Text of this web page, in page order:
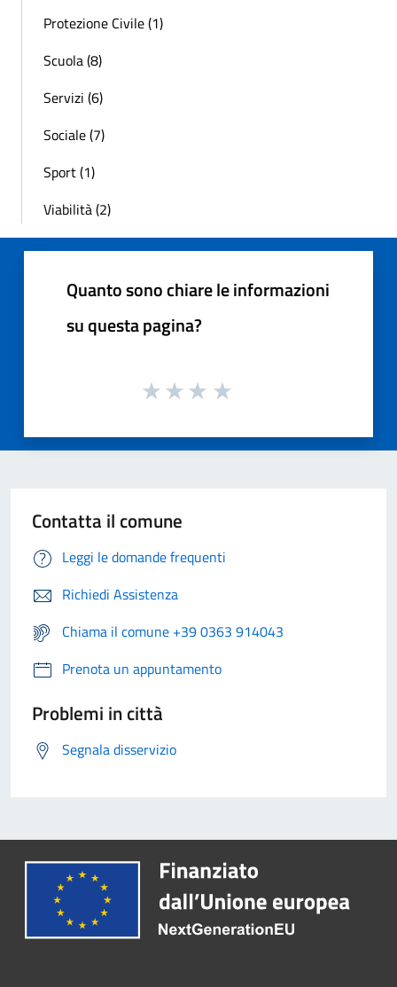
Protezione Civile (1)
Scuola (8)
Servizi (6)
Sociale (7)
Sport (1)
Viabilità (2)
Quanto sono chiare le informazioni
su questa pagina?
Contatta il comune
Leggi le domande frequenti
Richiedi Assistenza
Chiama il comune +39 0363 914043
Prenota un appuntamento
Problemi in città
Segnala disservizio